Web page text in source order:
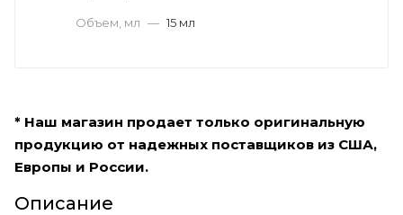
Объем, мл — 15 мл
* Наш магазин продает только оригинальную
продукцию от надежных поставщиков из США,
Европы и России.
Описание